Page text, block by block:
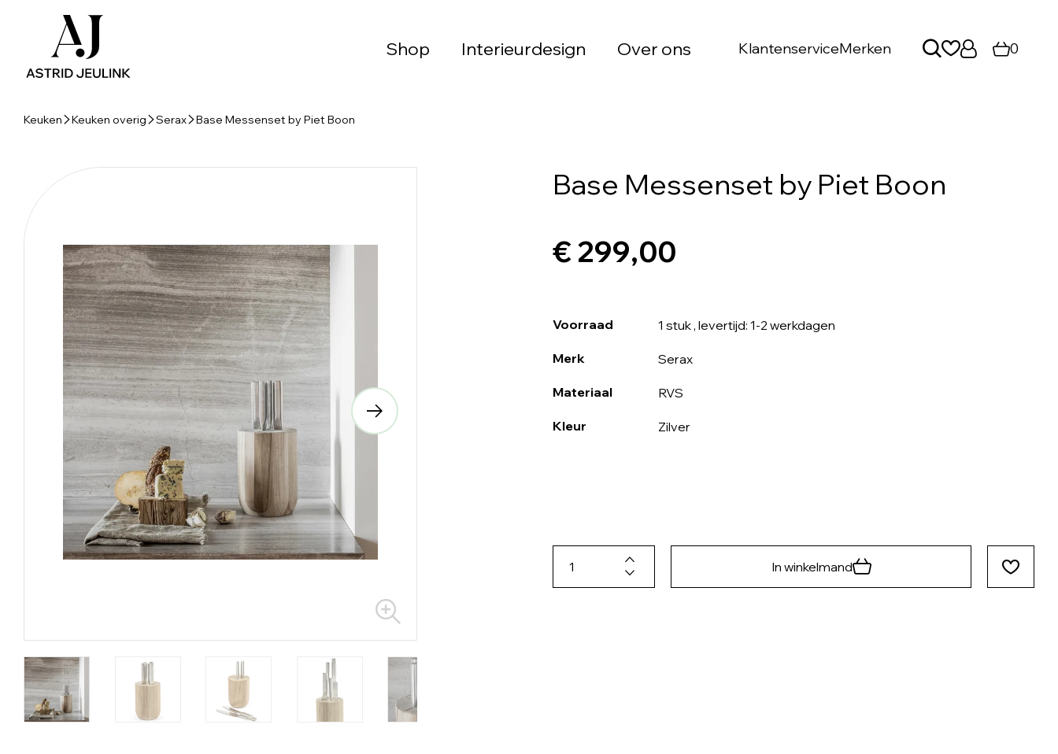
Shop Interieurdesign Over ons KlantenserviceMerken 0
Keuken Keuken overig Serax Base Messenset by Piet Boon
Base Messenset by Piet Boon
€ 299,00
Voorraad 1 stuk, levertijd: 1-2 werkdagen
Merk Serax
Materiaal RVS
Kleur Zilver
In winkelmand